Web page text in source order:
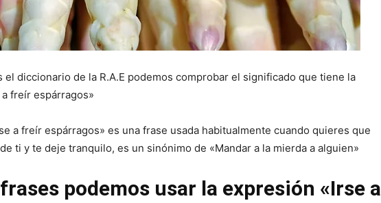
el diccionario de la R.A.E podemos comprobar el significado que tiene la
freír espárragos»
a freír espárragos» es una frase usada habitualmente cuando quieres que
ti y te deje tranquilo, es un sinónimo de «Mandar a la mierda a alguien»
podemos usar la expresión «Irse a